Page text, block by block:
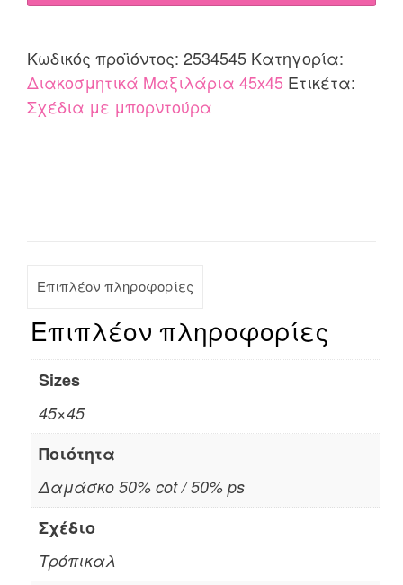
Κωδικός προϊόντος: 2534545 Κατηγορία:
Διακοσμητικά Μαξιλάρια 45x45 Ετικέτα:
Σχέδια με μπορντούρα
Επιπλέον πληροφορίες
Επιπλέον πληροφορίες
Sizes
45×45
Ποιότητα
Δαμάσκο 50% cot / 50% ps
Σχέδιο
Τρόπικαλ